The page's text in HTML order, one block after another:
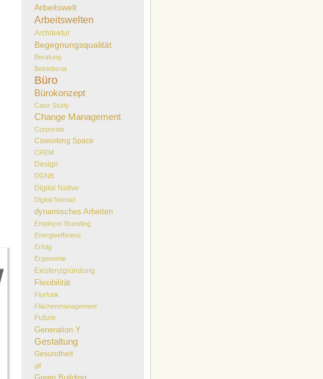
Arbeitswelt
Arbeitswelten
Architektur
Begegnungsqualität
Beratung
Betriebsrat
Büro
Bürokonzept
Case Study
Change Management
Corporate
Coworking Space
CREM
Design
DGNB
Digital Native
Digital Nomad
dynamisches Arbeiten
Employer Branding
Energieeffizienz
Erfolg
Ergonomie
Existenzgründung
Flexibilität
Flurfunk
Flächenmanagement
Future
Generation Y
Gestaltung
Gesundheit
gif